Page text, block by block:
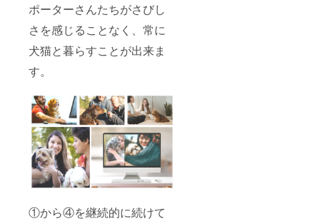
ポーターさんたちがさびし
さを感じることなく、常に
犬猫と暮らすことが出来ま
す。
①から④を継続的に続けて